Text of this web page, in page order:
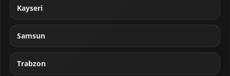
Kayseri
Samsun
Trabzon